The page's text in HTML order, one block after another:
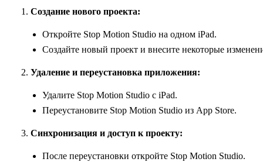
Создание нового проекта:
Откройте Stop Motion Studio на одном iPad.
Создайте новый проект и внесите некоторые
Удаление и переустановка приложения:
Удалите Stop Motion Studio с iPad.
Переустановите Stop Motion Studio из App Store.
Синхронизация и доступ к проекту:
После переустановки откройте Stop Motion Studio.